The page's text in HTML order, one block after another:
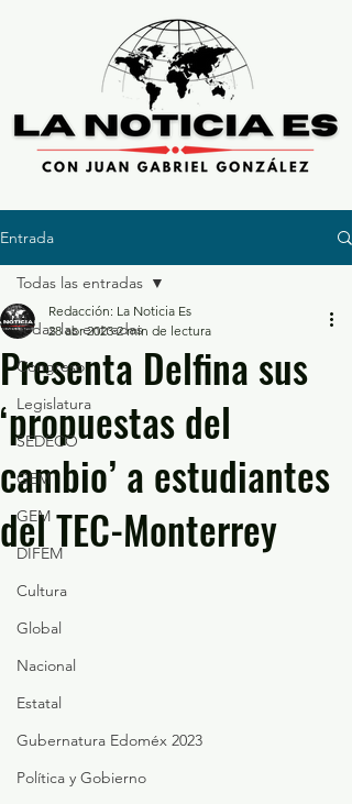
Entrada
Todas las entradas
Congreso
Legislatura
SEDECO
GEM
GEM
DIFEM
Cultura
Global
Nacional
Estatal
Gubernatura Edoméx 2023
Política y Gobierno
Todas las entradas
Presenta Delfina sus
‘propuestas del
cambio’ a estudiantes
del TEC-Monterrey
Redacción: La Noticia Es
28 abr 2023 2 min de lectura